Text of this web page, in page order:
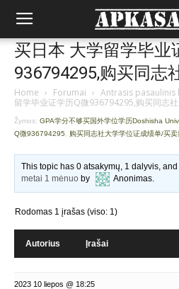
买日本 大学留学毕业
936794295,购买同志
Home › Forumai › Antrasis pasaulinis
留学毕业证学历Q微936794295,购买同志社
Žymos: GPA学分不够买国外学位学历Doshisha
Q微936794295
购买同志社大学学位证成绩单/买
This topic has 0 atsakymų, 1 dalyvis,
metai 1 mėnuo by Anonimas.
Rodomas 1 įrašas (viso: 1)
Autorius Įrašai
2023 10 liepos @ 18:25